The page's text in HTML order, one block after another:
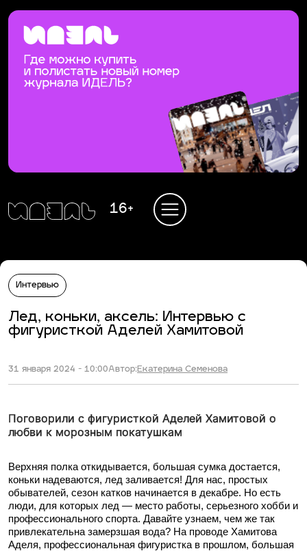
16+
Интервью
Лед, коньки, аксель: Интервью с
фигуристкой Аделей Хамитовой
31 января 2024 - 10:00Автор:Екатерина Семенова
Поговорили с фигуристкой Аделей Хамитовой о
любви к морозным покатушкам
Верхняя полка откидывается, большая сумка достается,
коньки надеваются, лед заливается! Для нас, простых
обывателей, сезон катков начинается в декабре. Но есть
люди, для которых лед — место работы, серьезного хобби и
профессионального спорта. Давайте узнаем, чем же так
привлекательна замерзшая вода? На проводе Хамитова
Аделя, профессиональная фигуристка в прошлом, большая